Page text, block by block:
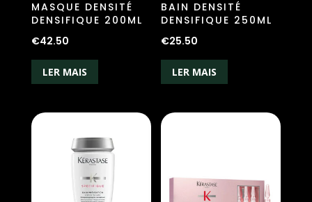
MASQUE DENSITÉ
DENSIFIQUE 200ML
€42.50
LER MAIS
BAIN DENSITÉ
DENSIFIQUE 250ML
€25.50
LER MAIS